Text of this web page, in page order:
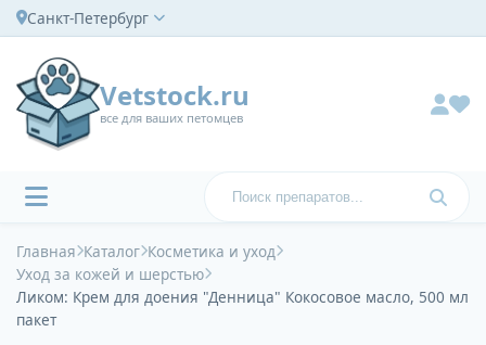
Санкт-Петербург
Vetstock.ru
все для ваших петомцев
Главная Каталог Косметика и уход
Уход за кожей и шерстью
Ликом: Крем для доения "Денница" Кокосовое масло, 500 мл
пакет